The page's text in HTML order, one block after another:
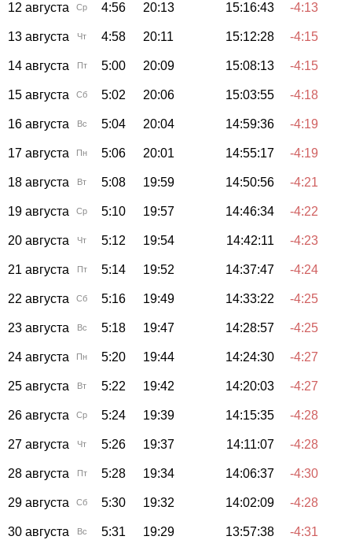
12 августа Ср 4:56 20:13 15:16:43 -4:13
13 августа Чт 4:58 20:11 15:12:28 -4:15
14 августа Пт 5:00 20:09 15:08:13 -4:15
15 августа Сб 5:02 20:06 15:03:55 -4:18
16 августа Вс 5:04 20:04 14:59:36 -4:19
17 августа Пн 5:06 20:01 14:55:17 -4:19
18 августа Вт 5:08 19:59 14:50:56 -4:21
19 августа Ср 5:10 19:57 14:46:34 -4:22
20 августа Чт 5:12 19:54 14:42:11 -4:23
21 августа Пт 5:14 19:52 14:37:47 -4:24
22 августа Сб 5:16 19:49 14:33:22 -4:25
23 августа Вс 5:18 19:47 14:28:57 -4:25
24 августа Пн 5:20 19:44 14:24:30 -4:27
25 августа Вт 5:22 19:42 14:20:03 -4:27
26 августа Ср 5:24 19:39 14:15:35 -4:28
27 августа Чт 5:26 19:37 14:11:07 -4:28
28 августа Пт 5:28 19:34 14:06:37 -4:30
29 августа Сб 5:30 19:32 14:02:09 -4:28
30 августа Вс 5:31 19:29 13:57:38 -4:31